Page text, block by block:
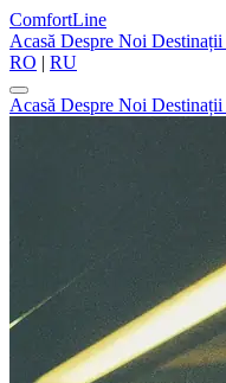
ComfortLine
Acasă Despre Noi Destinații
RO | RU
Acasă Despre Noi Destinații